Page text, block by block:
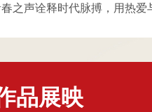
之声诠释时代脉搏，用热
品展映